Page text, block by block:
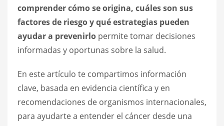
comprender cómo se origina, cuáles son sus
factores de riesgo y qué estrategias pueden
ayudar a prevenirlo permite tomar decisiones
informadas y oportunas sobre la salud.
En este artículo te compartimos información
clave, basada en evidencia científica y en
recomendaciones de organismos internacionales,
para ayudarte a entender el cáncer desde una